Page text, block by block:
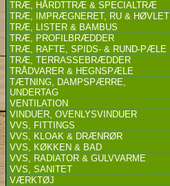
TRÆ, HÅRDTTRÆ & SPECIALTRÆ
TRÆ, IMPRÆGNERET, RU & HØVLET
TRÆ, LISTER & BAMBUS
TRÆ, PROFILBRÆDDER
TRÆ, RAFTE, SPIDS- & RUND-PÆLE
TRÆ, TERRASSEBRÆDDER
TRÅDVARER & HEGNSPÆLE
TÆTNING, DAMPSPÆRRE,
UNDERTAG
VENTILATION
VINDUER, OVENLYSVINDUER
VVS, FITTINGS
VVS, KLOAK & DRÆNRØR
VVS, KØKKEN & BAD
VVS, RADIATOR & GULVVARME
VVS, SANITET
VÆRKTØJ